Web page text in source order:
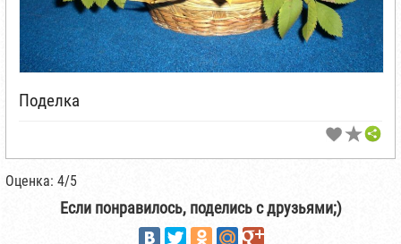
Поделка
Оценка: 4/5
Если понравилось, поделись с друзьями;)